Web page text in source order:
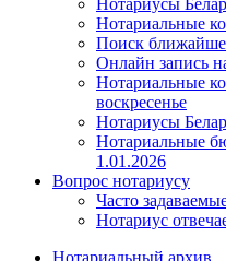
Нотариусы
Нотариальные
Поиск
Онлайн запись
Нотариальные
воскресенье
Нотариусы
Нотариальные
1.01.2026
Вопрос нотариусу
Часто
Нотариус